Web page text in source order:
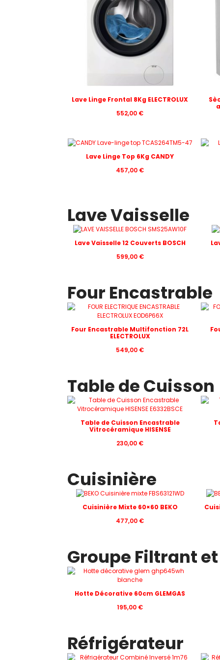
Lave Linge Frontal 8Kg ELECTROLUX
552,00 €
Lave Linge Top 6Kg CANDY
457,00 €
Lave Vaisselle
Lave Vaisselle 12 Couverts BOSCH
599,00 €
Four Encastrable
Four Encastrable Multifonction 72L
ELECTROLUX
549,00 €
Table de Cuisson
Table de Cuisson Encastrable
Vitrocéramique HISENSE
230,00 €
Cuisinière
Cuisinière Mixte 60×60 BEKO
477,00 €
Groupe Filtrant
Hotte Décorative 60cm GLEMGAS
195,00 €
Réfrigérateur